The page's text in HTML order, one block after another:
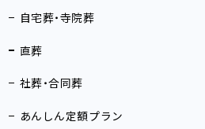
自宅葬・寺院葬
直葬
社葬・合同葬
あんしん定額プラン